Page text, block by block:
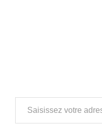
Saisissez votre adresse e-mail…